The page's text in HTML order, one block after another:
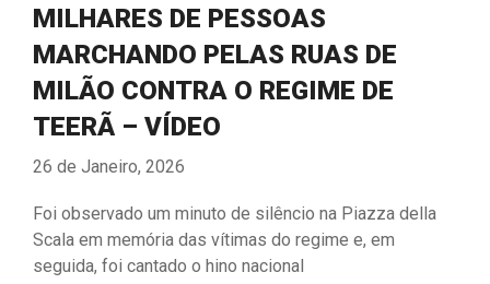
MILHARES DE PESSOAS
MARCHANDO PELAS RUAS DE
MILÃO CONTRA O REGIME DE
TEERÃ – VÍDEO
26 de Janeiro, 2026
Foi observado um minuto de silêncio na Piazza della
Scala em memória das vítimas do regime e, em
seguida, foi cantado o hino nacional